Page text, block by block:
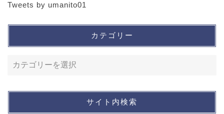
Tweets by umanito01
カテゴリー
サイト内検索